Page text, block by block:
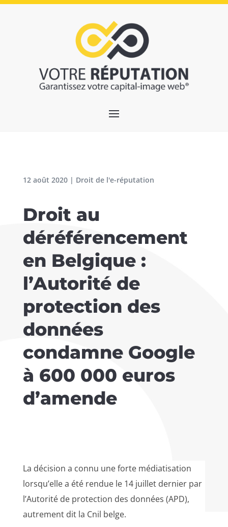
12 août 2020| Droit de l'e-réputation
Droit au
déréférencement
en Belgique :
l’Autorité de
protection des
données
condamne Google
à 600 000 euros
d’amende
La décision a connu une forte médiatisation
lorsqu’elle a été rendue le 14 juillet dernier par
l’Autorité de protection des données (APD),
autrement dit la Cnil belge.